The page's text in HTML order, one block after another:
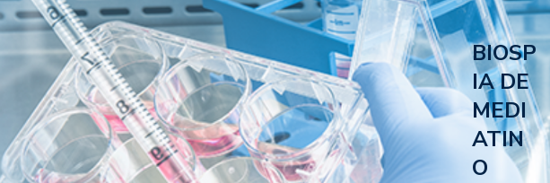
BIOSP
IA DE
MEDI
ATIN
O